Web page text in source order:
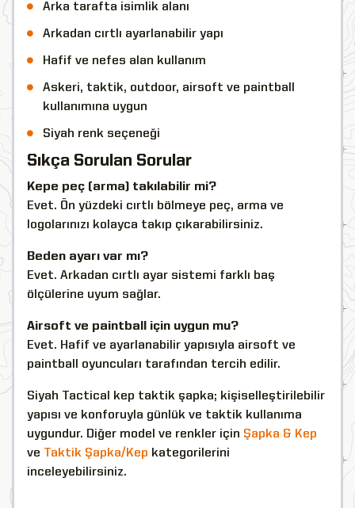
Arka tarafta isimlik alanı
Arkadan cırtlı ayarlanabilir yapı
Hafif ve nefes alan kullanım
Askeri, taktik, outdoor, airsoft ve paintball
kullanımına uygun
Siyah renk seçeneği
Sıkça Sorulan Sorular
Kepe peç (arma) takılabilir mi?
Evet. Ön yüzdeki cırtlı bölmeye peç, arma ve
logolarınızı kolayca takıp çıkarabilirsiniz.
Beden ayarı var mı?
Evet. Arkadan cırtlı ayar sistemi farklı baş
ölçülerine uyum sağlar.
Airsoft ve paintball için uygun mu?
Evet. Hafif ve ayarlanabilir yapısıyla airsoft ve
paintball oyuncuları tarafından tercih edilir.
Siyah Tactical kep taktik şapka; kişiselleştirilebilir
yapısı ve konforuyla günlük ve taktik kullanıma
uygundur. Diğer model ve renkler için Şapka & Kep
ve Taktik Şapka/Kep kategorilerini
inceleyebilirsiniz.